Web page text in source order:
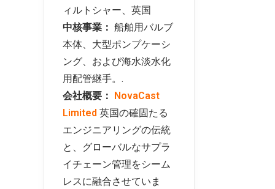
ィルトシャー、英国
中核事業： 船舶用バルブ
本体、大型ポンプケーシ
ング、および海水淡水化
用配管継手。.
会社概要： NovaCast
Limited 英国の確固たる
エンジニアリングの伝統
と、グローバルなサプラ
イチェーン管理をシーム
レスに融合させていま